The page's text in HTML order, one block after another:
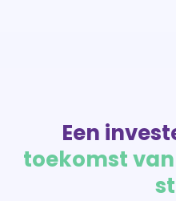
Een
toekomst